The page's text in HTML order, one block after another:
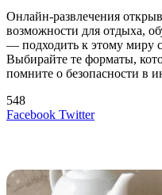
Онлайн-развлечения
возможности для отдыха,
— подходить к этому миру
Выбирайте те форматы,
помните о безопасности в
548
Facebook TwitterLinkedIn
Tumblr
Reddit
Вконтакте
Skype
Messenger
Messenger
WhatsApp
Telegram
Viber
Line
Поделиться
Печатать